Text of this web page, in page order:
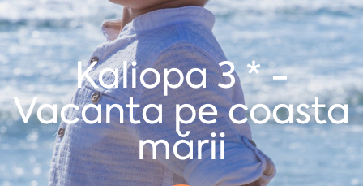
Kaliopa 3 * -
Vacanta pe coasta
mării